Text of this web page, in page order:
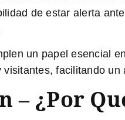
de estar alerta
un papel esencial
facilitando
– ¿Por